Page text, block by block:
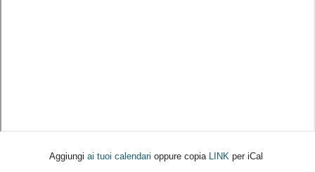
Aggiungi ai tuoi calendari oppure copia LINK per iCal